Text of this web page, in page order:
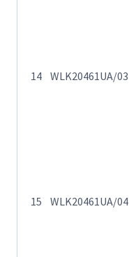
14 WLK20461UA/03
15 WLK20461UA/04